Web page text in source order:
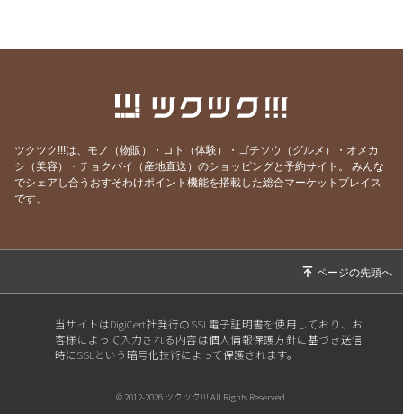
け、軽やかに挑戦し続ける秘訣
るほど心が動いた理由
2026/06/15 【激痛】1週間前から膝裏が痛くて深くしゃが
2026/06/01動いたから出会えた・出会いに感謝
ら、一瞬で元に戻る秘訣
2026/04/25【反省】4年も通ってくださっているのに、お
【盲点】ほうれい線の原因は「背中」にあり？
ツクツク!!!は、モノ（物販）・コト（体験）・ゴチソウ（グルメ）・オメカ
シ（美容）・チョクバイ（産地直送）のショッピングと予約サイト。
みんな
でシェアし合うおすそわけポイント機能を搭載した総合マーケットプレイス
です。
当サイトはDigiCert社発行のSSL電子証明書を使用しており、お
客様によって入力される内容は個人情報保護方針に基づき送信
時にSSLという暗号化技術によって保護されます。
© 2012-2026 ツクツク!!! All Rights Reserved.